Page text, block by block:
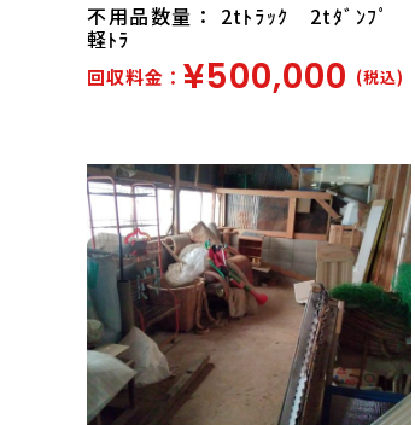
不用品数量： 2tﾄﾗｯｸ 2tﾀﾞﾝﾌﾟ
軽ﾄﾗ
回収料金： ¥500,000 (税込)